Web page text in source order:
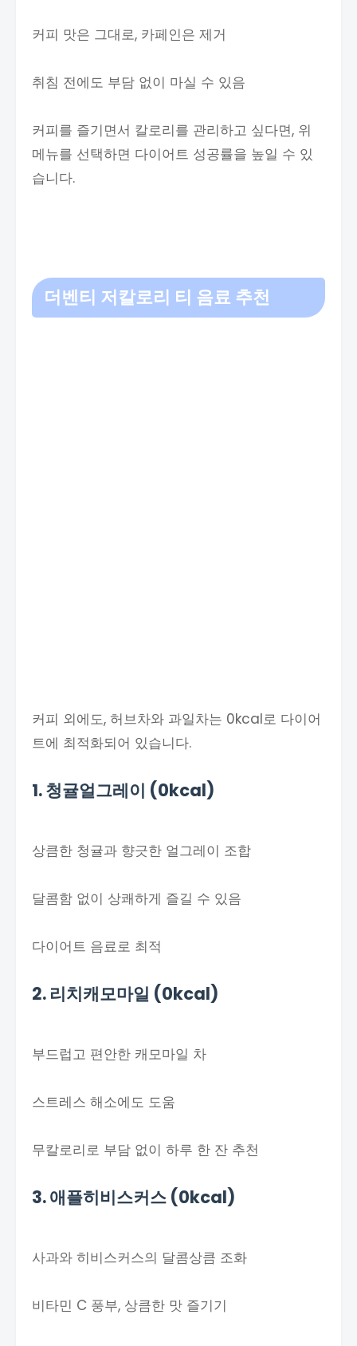
커피 맛은 그대로, 카페인은 제거
취침 전에도 부담 없이 마실 수 있음
커피를 즐기면서 칼로리를 관리하고 싶다면, 위
메뉴를 선택하면 다이어트 성공률을 높일 수 있
습니다.
더벤티 저칼로리 티 음료 추천
커피 외에도, 허브차와 과일차는 0kcal로 다이어
트에 최적화되어 있습니다.
1. 청귤얼그레이 (0kcal)
상큼한 청귤과 향긋한 얼그레이 조합
달콤함 없이 상쾌하게 즐길 수 있음
다이어트 음료로 최적
2. 리치캐모마일 (0kcal)
부드럽고 편안한 캐모마일 차
스트레스 해소에도 도움
무칼로리로 부담 없이 하루 한 잔 추천
3. 애플히비스커스 (0kcal)
사과와 히비스커스의 달콤상큼 조화
비타민 C 풍부, 상큼한 맛 즐기기